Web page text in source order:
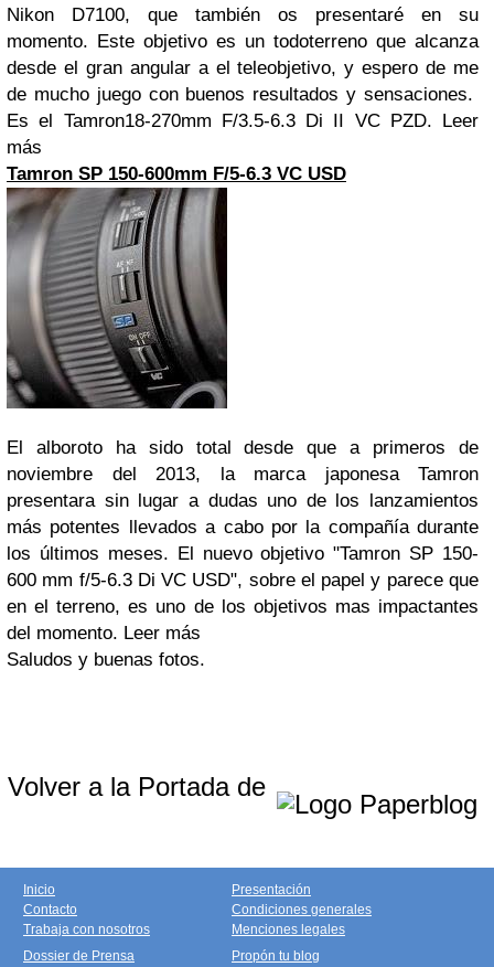
Nikon D7100, que también os presentaré en su
momento. Este objetivo es un todoterreno que alcanza
desde el gran angular a el teleobjetivo, y espero de me
de mucho juego con buenos resultados y sensaciones.
Es el Tamron18-270mm F/3.5-6.3 Di II VC PZD. Leer
más
Tamron SP 150-600mm F/5-6.3 VC USD
El alboroto ha sido total desde que a primeros de
noviembre del 2013, la marca japonesa Tamron
presentara sin lugar a dudas uno de los lanzamientos
más potentes llevados a cabo por la compañía durante
los últimos meses. El nuevo objetivo "Tamron SP 150-
600 mm f/5-6.3 Di VC USD", sobre el papel y parece que
en el terreno, es uno de los objetivos mas impactantes
del momento. Leer más
Saludos y buenas fotos.
Volver a la Portada de
Inicio
Contacto
Trabaja con nosotros
Presentación
Condiciones generales
Menciones legales
Dossier de Prensa
Propón tu blog